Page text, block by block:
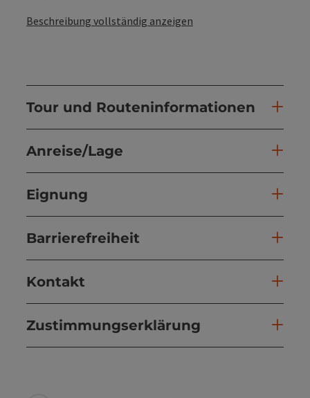
Beschreibung vollständig anzeigen
Tour und Routeninformationen
Anreise/Lage
Eignung
Barrierefreiheit
Kontakt
Zustimmungserklärung